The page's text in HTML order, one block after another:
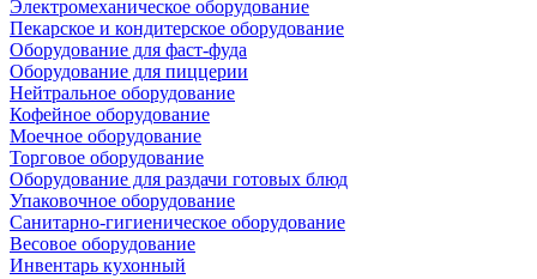
Электромеханическое оборудование
Пекарское и кондитерское оборудование
Оборудование для фаст-фуда
Оборудование для пиццерии
Нейтральное оборудование
Кофейное оборудование
Моечное оборудование
Торговое оборудование
Оборудование для раздачи готовых блюд
Упаковочное оборудование
Санитарно-гигиеническое оборудование
Весовое оборудование
Инвентарь кухонный